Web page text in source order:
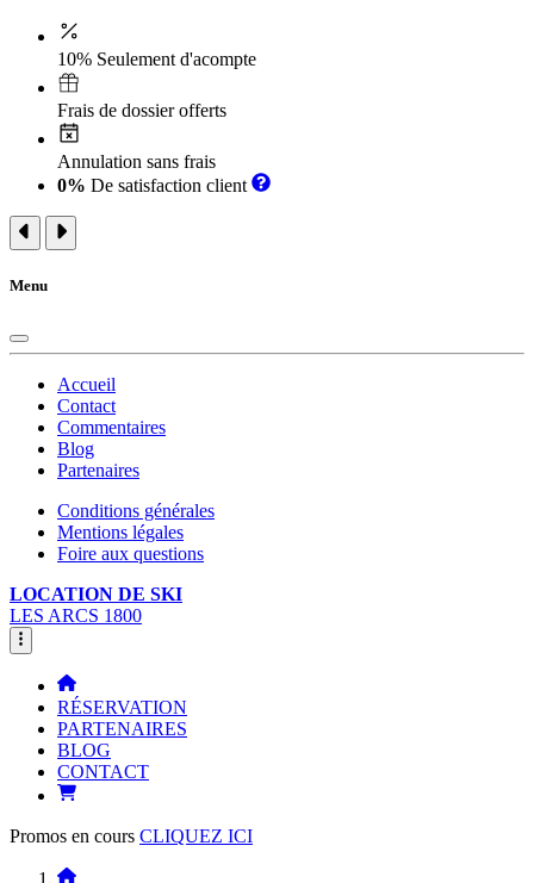
10% Seulement d'acompte
Frais de dossier offerts
Annulation sans frais
0% De satisfaction client
Menu
Accueil
Contact
Commentaires
Blog
Partenaires
Conditions générales
Mentions légales
Foire aux questions
LOCATION DE SKI
LES ARCS 1800
RÉSERVATION
PARTENAIRES
BLOG
CONTACT
Promos en cours CLIQUEZ ICI